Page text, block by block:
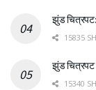
झुंड
15835
झुंड चित्रपट
15340